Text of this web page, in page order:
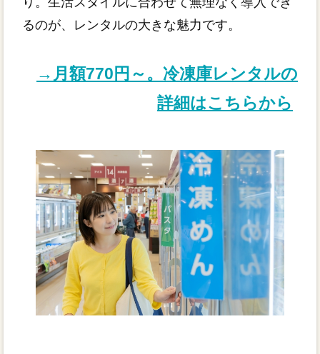
るのが、レンタルの大きな魅力です。
→月額770円～。冷凍庫レンタルの
詳細はこちらから